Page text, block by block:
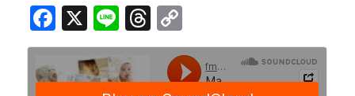
F
a
c
X Li
n
e
T
h o
p